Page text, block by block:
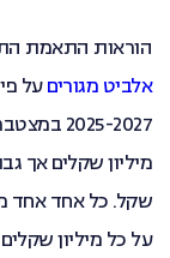
הוראות התאמת
אלביט מגוריםעל
על כל מיליון